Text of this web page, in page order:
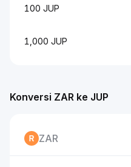
100 JUP
1,000 JUP
Konversi ZAR ke JUP
ZAR